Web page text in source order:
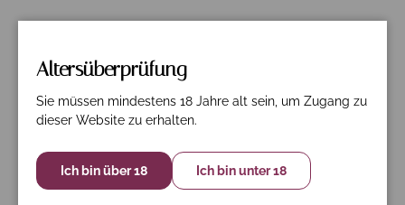
Primitivo-Negro Amaro
Dunkelrot zeigt sich der Masca del Tacco LU'LI
Appassimento im Glas. Das kraftvolle intensive
Bukett mit viel Frucht und Würze erinnert an heimische
Waldbeeren und orientalischem getrockneten Obst.
Am Gaumen begegnet man schwarzen Brombeeren
Altersüberprüfung
Sie müssen mindestens 18 Jahre alt sein, um Zugang zu
dieser Website zu erhalten.
Ich bin über 18 Ich bin unter 18